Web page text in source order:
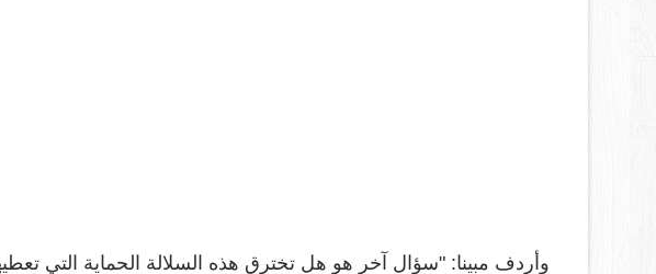
وأردف مبينا: "سؤال آخر هو هل تخترق هذه السلالة الحماية التي